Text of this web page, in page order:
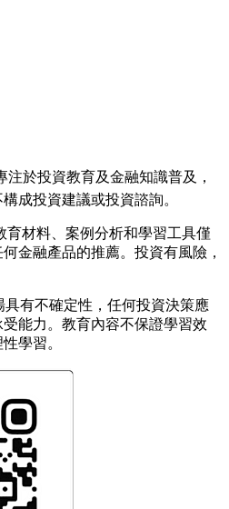
於投資教育及金融知識普及，
成投資建議或投資諮詢。
育材料、案例分析和學習工具僅
金融產品的推薦。投資有風險，
有不確定性，任何投資決策應
能力。教育內容不保證學習效
學習。